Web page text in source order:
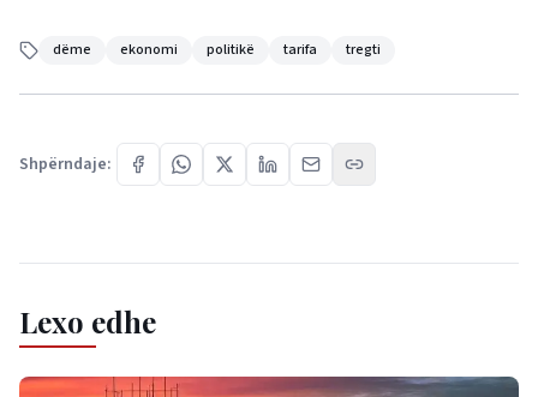
dëme ekonomi politikë tarifa tregti
Shpërndaje:
Lexo edhe